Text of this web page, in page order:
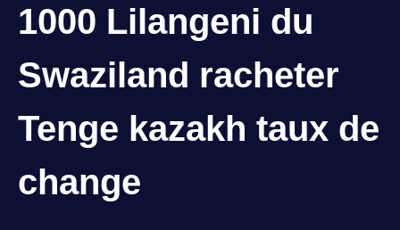
1000 Lilangeni du
Swaziland racheter
Tenge kazakh taux de
change